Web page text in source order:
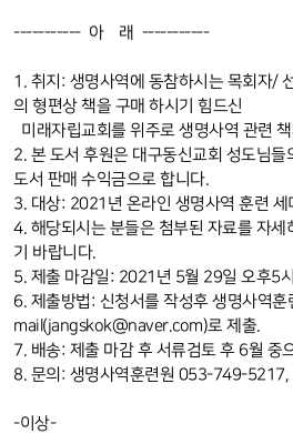
----------- 아 래 -----------
1. 취지: 생명사역에 동참하시는 목회자/
의 형편상 책을 구매 하시기 힘드신
미래자립교회를 위주로 생명사역 관련
2. 본 도서 후원은 대구동신교회 성도님들
도서 판매 수익금으로 합니다.
3. 대상: 2021년 온라인 생명사역 훈련 세
4. 해당되시는 분들은 첨부된 자료를 자세
기 바랍니다.
5. 제출 마감일: 2021년 5월 29일 오후5
6. 제출방법: 신청서를 작성후 생명사역훈
mail(jangskok@naver.com)로 제출.
7. 배송: 제출 마감 후 서류검토 후 6월 중
8. 문의: 생명사역훈련원 053-749-5217,
-이상-